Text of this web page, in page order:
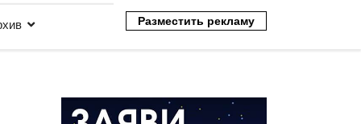
Разместить рекламу